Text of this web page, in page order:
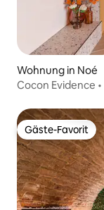
Wohnung in Noé
Cocon Evidence
Gäste-Favorit
Gäste-Favorit